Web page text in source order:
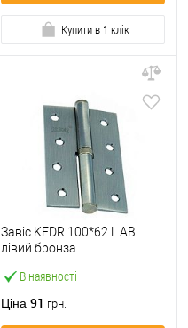
Купити в 1 клік
В наявності
Завіс KEDR 100*62 L AB
лівий бронза
Ціна 91 грн.